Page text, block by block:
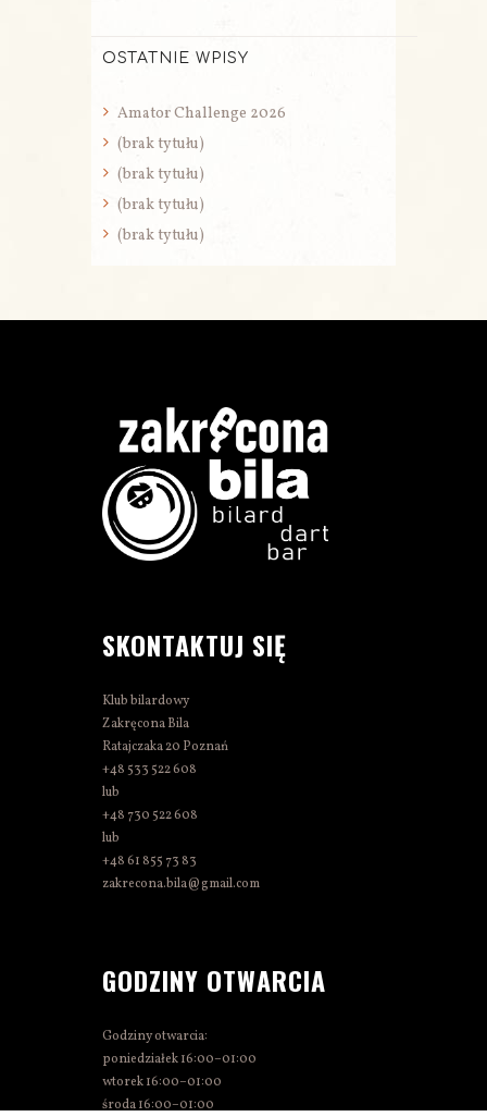
OSTATNIE WPISY
Amator Challenge 2026
(brak tytułu)
(brak tytułu)
(brak tytułu)
(brak tytułu)
SKONTAKTUJ SIĘ
Klub bilardowy
Zakręcona Bila
Ratajczaka 20 Poznań
+48 533 522 608
lub
+48 730 522 608
lub
+48 61 855 73 83
zakrecona.bila@gmail.com
GODZINY OTWARCIA
Godziny otwarcia:
poniedziałek 16:00–01:00
wtorek 16:00–01:00
środa 16:00–01:00